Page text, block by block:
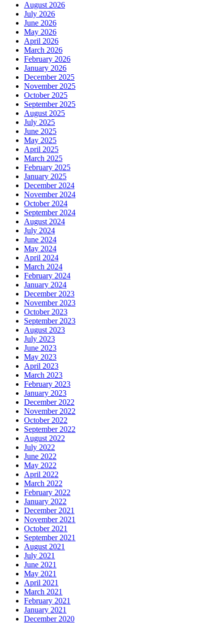
August 2026
July 2026
June 2026
May 2026
April 2026
March 2026
February 2026
January 2026
December 2025
November 2025
October 2025
September 2025
August 2025
July 2025
June 2025
May 2025
April 2025
March 2025
February 2025
January 2025
December 2024
November 2024
October 2024
September 2024
August 2024
July 2024
June 2024
May 2024
April 2024
March 2024
February 2024
January 2024
December 2023
November 2023
October 2023
September 2023
August 2023
July 2023
June 2023
May 2023
April 2023
March 2023
February 2023
January 2023
December 2022
November 2022
October 2022
September 2022
August 2022
July 2022
June 2022
May 2022
April 2022
March 2022
February 2022
January 2022
December 2021
November 2021
October 2021
September 2021
August 2021
July 2021
June 2021
May 2021
April 2021
March 2021
February 2021
January 2021
December 2020